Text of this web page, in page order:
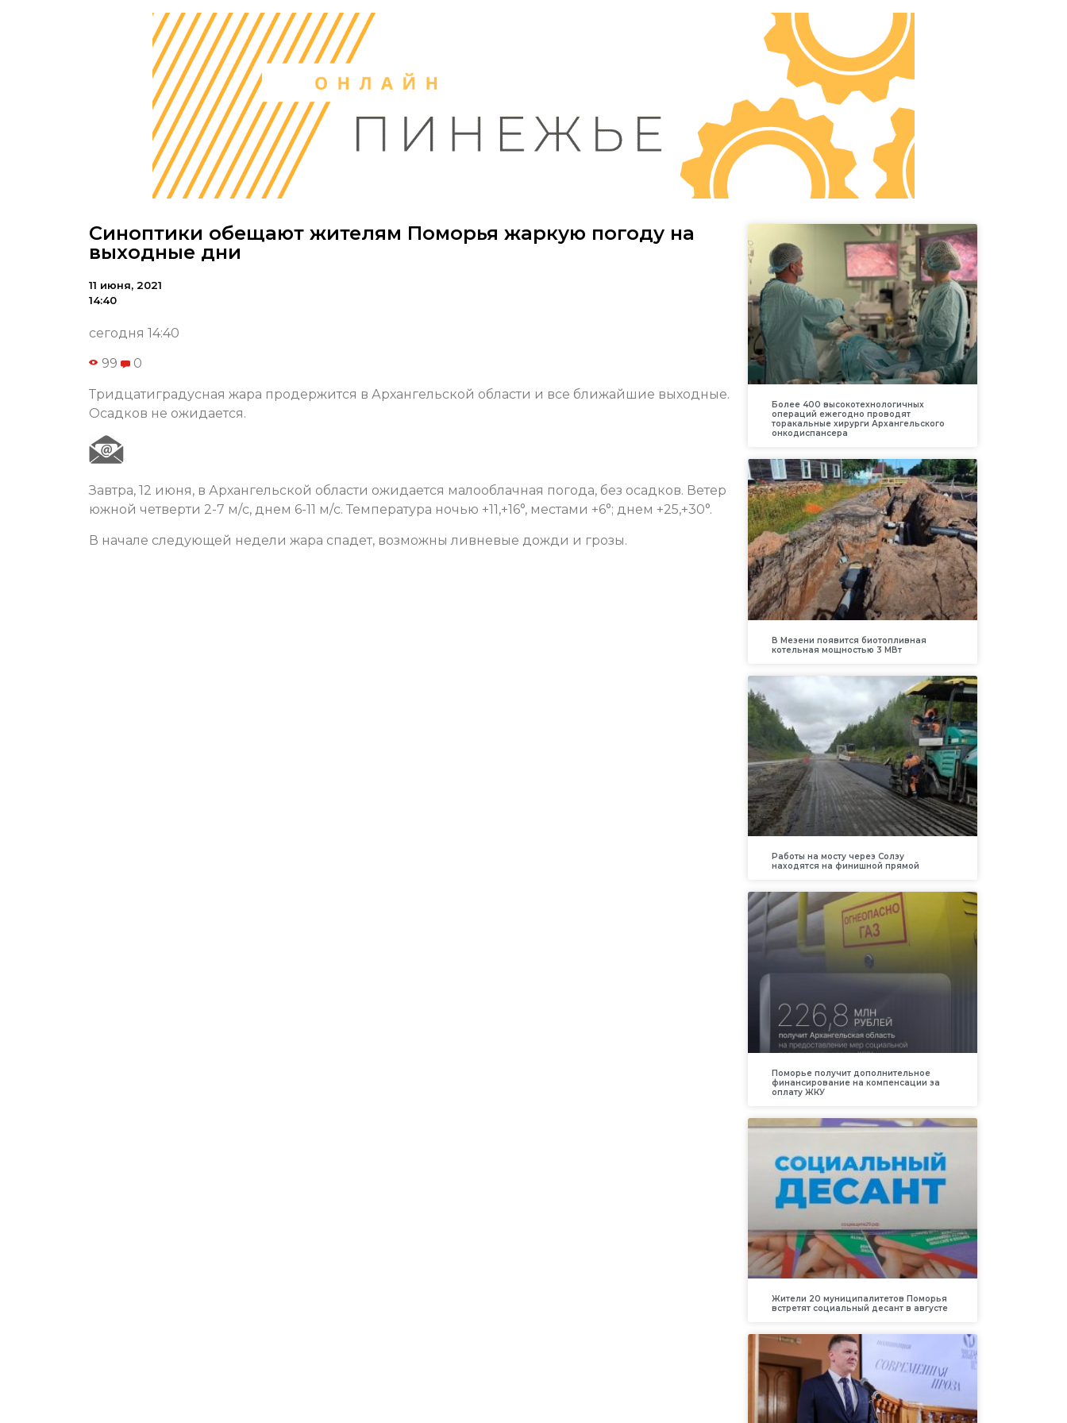
Синоптики обещают жителям Поморья жаркую погоду на
выходные дни
11 июня, 2021
14:40
сегодня 14:40
99 0
Тридцатиградусная жара продержится в Архангельской области и все ближайшие выходные.
Осадков не ожидается.
Завтра, 12 июня, в Архангельской области ожидается малооблачная погода, без осадков. Ветер
южной четверти 2-7 м/с, днем 6-11 м/с. Температура ночью +11,+16°, местами +6°; днем +25,+30°.
В начале следующей недели жара спадет, возможны ливневые дожди и грозы.
Более 400 высокотехнологичных
операций ежегодно проводят
торакальные хирурги Архангельского
онкодиспансера
В Мезени появится биотопливная
котельная мощностью 3 МВт
Работы на мосту через Солзу
находятся на финишной прямой
Поморье получит дополнительное
финансирование на компенсации за
оплату ЖКУ
Жители 20 муниципалитетов Поморья
встретят социальный десант в августе